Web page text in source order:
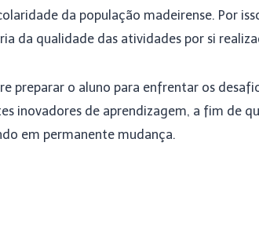
da população madeirense. Por
da qualidade das atividades por si
preparar o aluno para enfrentar os
inovadores de aprendizagem, a fim de
em permanente mudança.